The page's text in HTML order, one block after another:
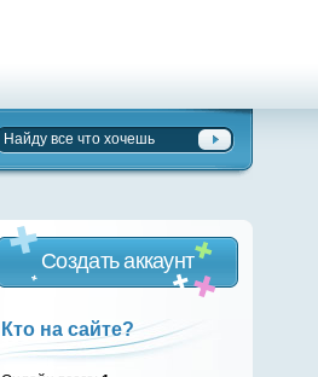
Создать аккаунт
Кто на сайте?